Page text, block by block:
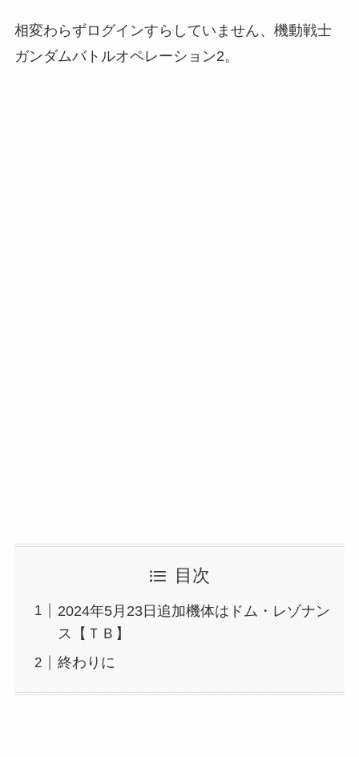
相変わらずログインすらしていません、機動戦士
ガンダムバトルオペレーション2。
目次
2024年5月23日追加機体はドム・レゾナン
ス【ＴＢ】
終わりに